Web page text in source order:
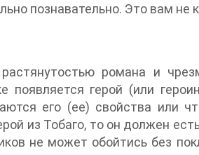
познавательно. Это вам не
романа и
появляется герой (или
его (ее) свойства или
из Тобаго, то он должен
не может обойтись без